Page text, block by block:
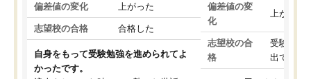
偏差値の変化 上がった
志望校の合格 合格した
自身をもって受験勉強を進められてよ
かったです。
偏差値の変
化
上がった
志望校の合
格
受験して
出ていな